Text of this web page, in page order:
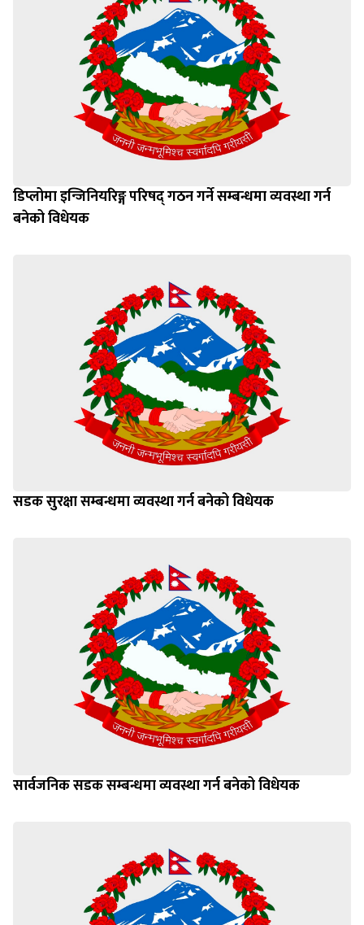
डिप्लोमा इन्जिनियरिङ्ग परिषद् गठन गर्ने सम्बन्धमा व्यवस्था गर्न
बनेको विधेयक
सडक सुरक्षा सम्बन्धमा व्यवस्था गर्न बनेको विधेयक
सार्वजनिक सडक सम्बन्धमा व्यवस्था गर्न बनेको विधेयक